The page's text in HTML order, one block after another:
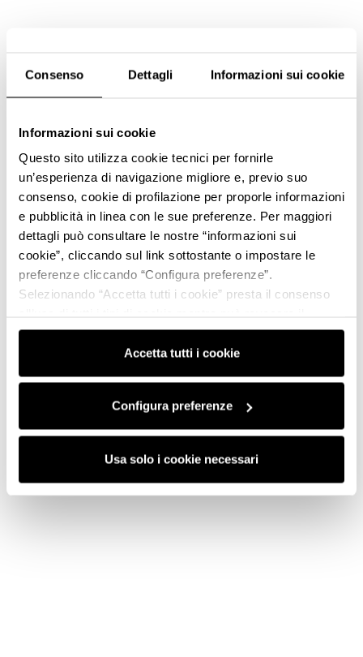
Consenso Dettagli Informazioni sui cookie
Informazioni sui cookie
Questo sito utilizza cookie tecnici per fornirle
un’esperienza di navigazione migliore e, previo suo
consenso, cookie di profilazione per proporle informazioni
e pubblicità in linea con le sue preferenze. Per maggiori
dettagli può consultare le nostre “informazioni sui
cookie”, cliccando sul link sottostante o impostare le
preferenze cliccando “Configura preferenze”.
Selezionando “Accetta tutti i cookie” presta il consenso
consenso cliccando su “Usa solo i cookie necessari” e
saranno attivati i soli cookie tecnici necessari al corretto
funzionamento del sito.
Accetta tutti i cookie
Configura preferenze
Usa solo i cookie necessari